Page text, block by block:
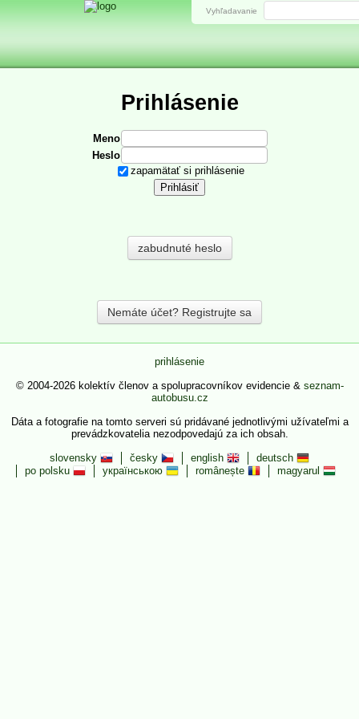
Prihlásenie
Meno
Heslo
zapamätať si prihlásenie
zabudnuté heslo
Nemáte účet? Registrujte sa
Vyhľadavanie
prihlásenie
© 2004-2026 kolektív členov a spolupracovníkov evidencie & seznam-
autobusu.cz
Dáta a fotografie na tomto serveri sú pridávané jednotlivými užívateľmi a
prevádzkovatelia nezodpovedajú za ich obsah.
slovensky
česky english
deutsch
po polsku
українською românește magyarul